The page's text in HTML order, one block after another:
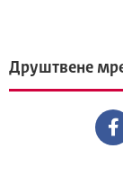
Друштвене